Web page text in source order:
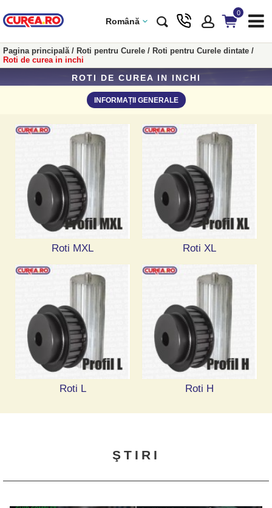
Română
0
Pagina principală/ Roti pentru Curele / Roti pentru Curele dintate /
Roti de curea in inchi
ROTI DE CUREA IN INCHI
INFORMAȚII GENERALE
Roti MXL Roti XL
Roti L Roti H
ŞTIRI